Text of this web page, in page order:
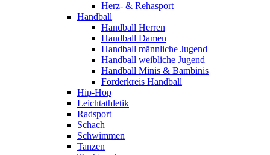
Herz- & Rehasport
Handball
Handball Herren
Handball Damen
Handball männliche Jugend
Handball weibliche Jugend
Handball Minis & Bambinis
Förderkreis Handball
Hip-Hop
Leichtathletik
Radsport
Schach
Schwimmen
Tanzen